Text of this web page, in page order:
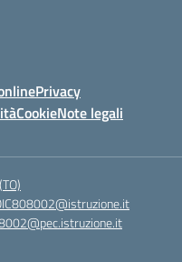
Privacy
CookieNote legali